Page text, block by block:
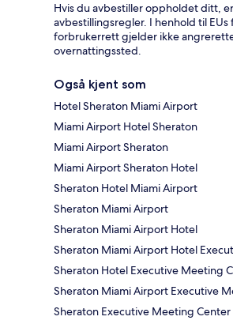
Hvis du avbestiller oppholdet ditt,
avbestillingsregler. I henhold til
forbrukerrett gjelder ikke
overnattingssted.
Også kjent som
Hotel Sheraton Miami Airport
Miami Airport Hotel Sheraton
Miami Airport Sheraton
Miami Airport Sheraton Hotel
Sheraton Hotel Miami Airport
Sheraton Miami Airport
Sheraton Miami Airport Hotel
Sheraton Miami Airport Hotel
Sheraton Hotel Executive Meeting
Sheraton Miami Airport Executive
Sheraton Executive Meeting Center